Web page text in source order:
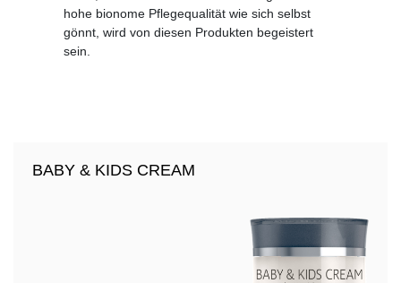
hohe bionome Pflegequalität wie sich selbst
gönnt, wird von diesen Produkten begeistert
sein.
BABY & KIDS CREAM